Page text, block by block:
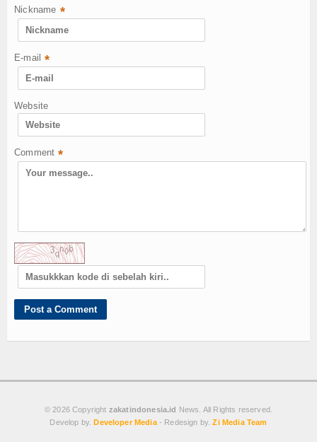
Nickname *
E-mail *
Website
Comment *
© 2026 Copyright zakatindonesia.id News. All Rights reserved.
Develop by.Developer Media- Redesign by.Zi Media Team